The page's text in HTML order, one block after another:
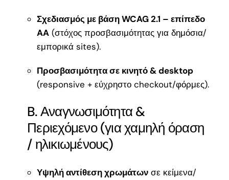
Σχεδιασμός με βάση WCAG 2.1 – επίπεδο
AA (στόχος προσβασιμότητας για δημόσια/
εμπορικά sites).
Προσβασιμότητα σε κινητό & desktop
(responsive + εύχρηστο checkout/φόρμες).
B. Αναγνωσιμότητα &
Περιεχόμενο (για χαμηλή όραση
/ ηλικιωμένους)
Υψηλή αντίθεση χρωμάτων σε κείμενα/